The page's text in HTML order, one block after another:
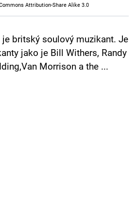
Attribution-Share Alike 3.0
je britský soulový muzikant. Je
jako je Bill Withers, Randy
Morrison a the ...